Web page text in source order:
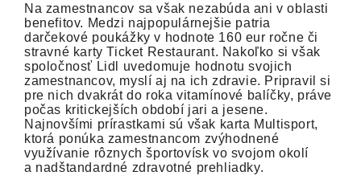
Na zamestnancov sa však nezabúda ani v oblasti
benefitov. Medzi najpopulárnejšie patria
darčekové poukážky v hodnote 160 eur ročne či
stravné karty Ticket Restaurant. Nakoľko si však
spoločnosť Lidl uvedomuje hodnotu svojich
zamestnancov, myslí aj na ich zdravie. Pripravil si
pre nich dvakrát do roka vitamínové balíčky, práve
počas kritickejších období jari a jesene.
Najnovšími prírastkami sú však karta Multisport,
ktorá ponúka zamestnancom zvýhodnené
využívanie rôznych športovísk vo svojom okolí
a nadštandardné zdravotné prehliadky.